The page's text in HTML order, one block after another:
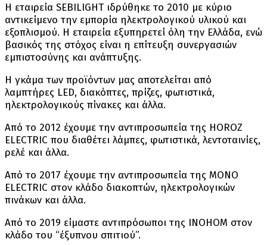
Η εταιρεία SEBILIGHT ιδρύθηκε το 2010 με κύριο
αντικείμενο την εμπορία ηλεκτρολογικού υλικού και
εξοπλισμού. Η εταιρεία εξυπηρετεί όλη την Ελλάδα, ενώ
βασικός της στόχος είναι η επίτευξη συνεργασιών
εμπιστοσύνης και ανάπτυξης.
Η γκάμα των προϊόντων μας αποτελείται από
λαμπτήρες LED, διακόπτες, πρίζες, φωτιστικά,
ηλεκτρολογικούς πίνακες και άλλα.
Από το 2012 έχουμε την αντιπροσωπεία της HOROZ
ELECTRIC που διαθέτει λάμπες, φωτιστικά, λεντοταινίες,
ρελέ και άλλα.
Από το 2017 έχουμε την αντιπροσωπεία της MONO
ELECTRIC στον κλάδο διακοπτών, ηλεκτρολογικών
πινάκων και άλλα.
Από το 2019 είμαστε αντιπρόσωποι της INOHOM στον
κλάδο του “έξυπνου σπιτιού”.